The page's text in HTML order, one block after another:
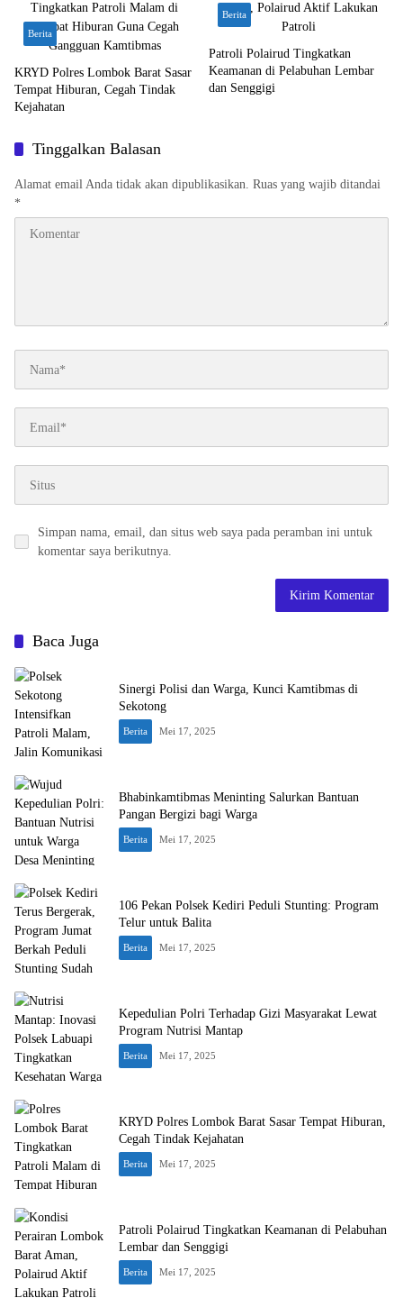
Berita
KRYD Polres Lombok Barat Sasar
Tempat Hiburan, Cegah Tindak
Kejahatan
Berita
Patroli Polairud Tingkatkan
Keamanan di Pelabuhan Lembar
dan Senggigi
Tinggalkan Balasan
Alamat email Anda tidak akan dipublikasikan. Ruas yang wajib ditandai
*
Simpan nama, email, dan situs web saya pada peramban ini untuk
komentar saya berikutnya.
Baca Juga
Sinergi Polisi dan Warga, Kunci Kamtibmas di
Sekotong
Berita Mei 17, 2025
Bhabinkamtibmas Meninting Salurkan Bantuan
Pangan Bergizi bagi Warga
Berita Mei 17, 2025
106 Pekan Polsek Kediri Peduli Stunting: Program
Telur untuk Balita
Berita Mei 17, 2025
Kepedulian Polri Terhadap Gizi Masyarakat Lewat
Program Nutrisi Mantap
Berita Mei 17, 2025
KRYD Polres Lombok Barat Sasar Tempat Hiburan,
Cegah Tindak Kejahatan
Berita Mei 17, 2025
Patroli Polairud Tingkatkan Keamanan di Pelabuhan
Lembar dan Senggigi
Berita Mei 17, 2025